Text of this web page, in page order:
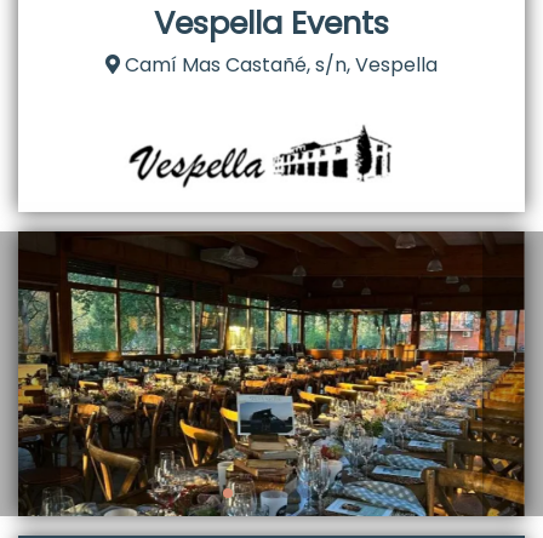
Vespella Events
Camí Mas Castañé, s/n, Vespella